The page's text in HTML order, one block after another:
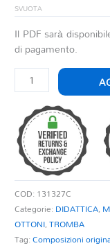
SVUOTA
Il PDF sarà
di pagamento.
THEME
FOR
TRUMPET
quantità
COD: 131327C
Categorie: DIDATTICA,
OTTONI,TROMBA
Tag:Composizioni